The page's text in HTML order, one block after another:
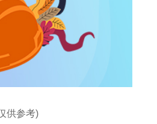
供参考)